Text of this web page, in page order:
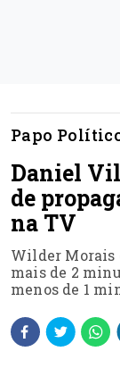
Papo
Daniel
de
na TV
Wilder Morais
mais de 2
menos de 1